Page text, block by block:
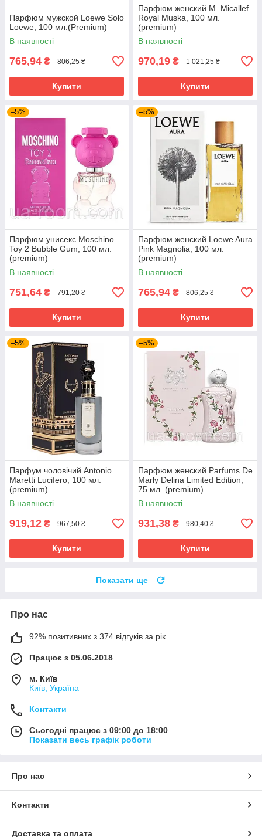
Парфюм мужской Loewe Solo
Loewe, 100 мл.(Premium)
В наявності
765,94 ₴ 806,25 ₴
Купити
Парфюм женский M. Micallef
Royal Muska, 100 мл.
(premium)
В наявності
970,19 ₴ 1 021,25 ₴
Купити
–5%
Парфюм унисекс Moschino
Toy 2 Bubble Gum, 100 мл.
(premium)
В наявності
751,64 ₴ 791,20 ₴
Купити
–5%
Парфюм женский Loewe Aura
Pink Magnolia, 100 мл.
(premium)
В наявності
765,94 ₴ 806,25 ₴
Купити
–5%
Парфум чоловічий Antonio
Maretti Lucifero, 100 мл.
(premium)
В наявності
919,12 ₴ 967,50 ₴
Купити
–5%
Парфюм женский Parfums De
Marly Delina Limited Edition,
75 мл. (premium)
В наявності
931,38 ₴ 980,40 ₴
Купити
Показати ще
Про нас
92% позитивних з 374 відгуків за рік
Працює з 05.06.2018
м. Київ
Київ, Україна
Контакти
Сьогодні працює з 09:00 до 18:00
Показати весь графік роботи
Про нас
Контакти
Доставка та оплата